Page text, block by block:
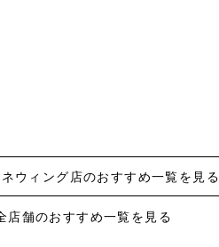
ウィング店のおすすめ一覧を見る
店舗のおすすめ一覧を見る